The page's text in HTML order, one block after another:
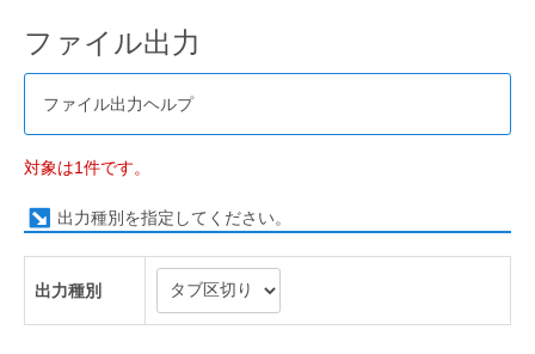
ファイル出力
ファイル出力ヘルプ
対象は1件です。
出力種別を指定してください。
出力種別